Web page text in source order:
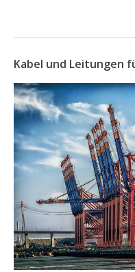
Kabel und Leitungen